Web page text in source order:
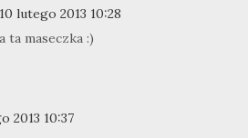
10 lutego 2013 10:28
ta maseczka :)
2013 10:37